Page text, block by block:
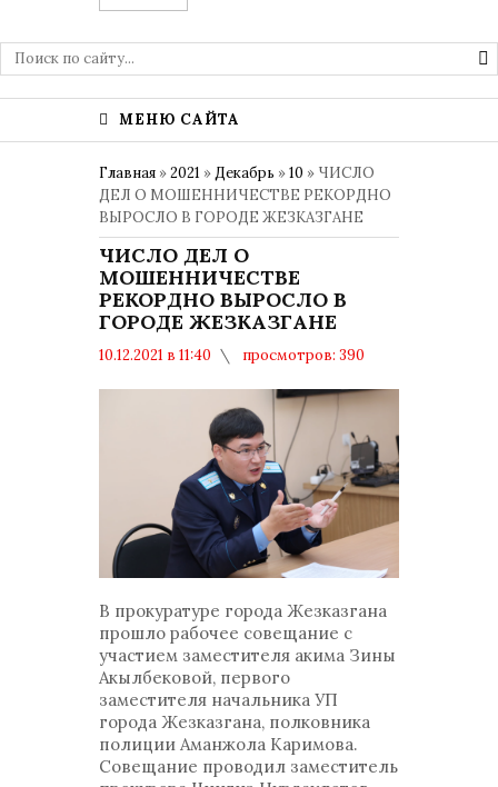
МЕНЮ САЙТА
Главная »2021 »Декабрь »10 » ЧИСЛО
ДЕЛ О МОШЕННИЧЕСТВЕ РЕКОРДНО
ВЫРОСЛО В ГОРОДЕ ЖЕЗКАЗГАНЕ
ЧИСЛО ДЕЛ О
МОШЕННИЧЕСТВЕ
РЕКОРДНО ВЫРОСЛО В
ГОРОДЕ ЖЕЗКАЗГАНЕ
10.12.2021 в 11:40
просмотров: 390
В прокуратуре города Жезказгана
прошло рабочее совещание с
участием заместителя акима Зины
Акылбековой, первого
заместителя начальника УП
города Жезказгана, полковника
полиции Аманжола Каримова.
Совещание проводил заместитель